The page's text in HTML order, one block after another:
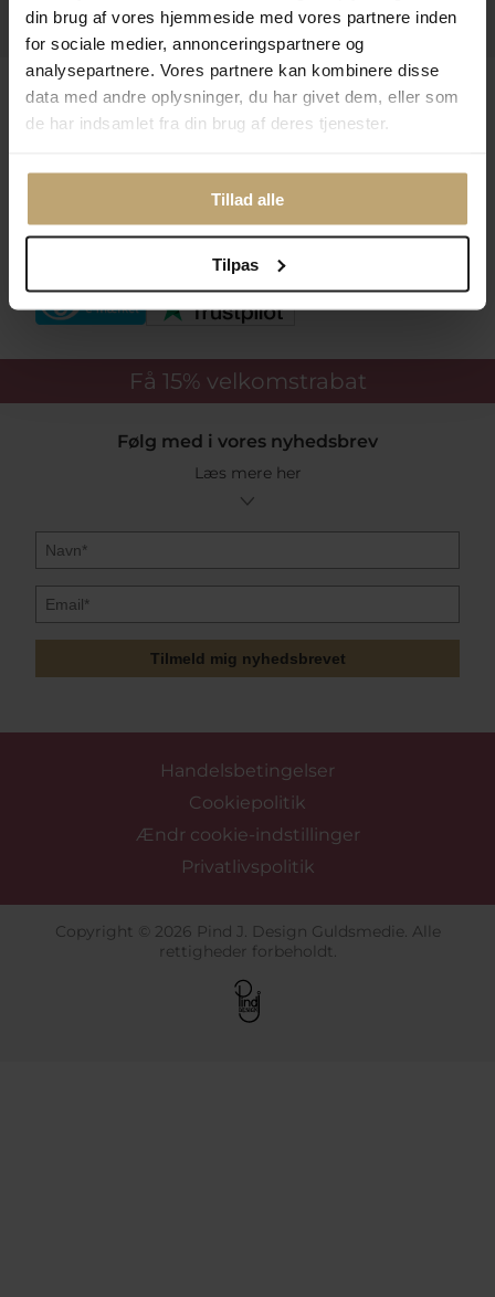
din brug af vores hjemmeside med vores partnere inden
for sociale medier, annonceringspartnere og
analysepartnere. Vores partnere kan kombinere disse
data med andre oplysninger, du har givet dem, eller som
de har indsamlet fra din brug af deres tjenester.
Tillad alle
Tilpas
Praktiske Sider
Leveringsmuligheder
Betalingsmuligheder
Sikker Og Tryg E-Handel
Få 15% velkomstrabat
Følg med i vores nyhedsbrev
Læs mere her
Tilmeld mig nyhedsbrevet
Handelsbetingelser
Cookiepolitik
Ændr cookie-indstillinger
Privatlivspolitik
Copyright © 2026 Pind J. Design Guldsmedie. Alle
rettigheder forbeholdt.